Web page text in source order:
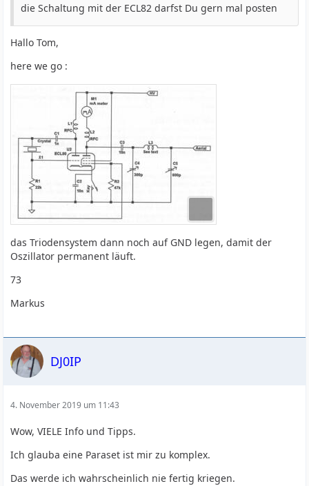
die Schaltung mit der ECL82 darfst Du gern mal posten
Hallo Tom,
here we go :
das Triodensystem dann noch auf GND legen, damit der
Oszillator permanent läuft.
73
Markus
DJ0IP
4. November 2019 um 11:43
Wow, VIELE Info und Tipps.
Ich glauba eine Paraset ist mir zu komplex.
Das werde ich wahrscheinlich nie fertig kriegen.